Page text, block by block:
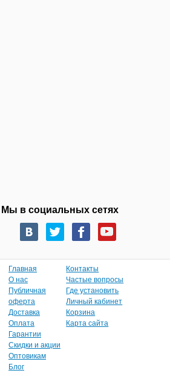
Мы в социальных сетях
Главная
О нас
Публичная
оферта
Доставка
Оплата
Гарантии
Скидки и акции
Оптовикам
Блог
Контакты
Частые вопросы
Где установить
Личный кабинет
Корзина
Карта сайта